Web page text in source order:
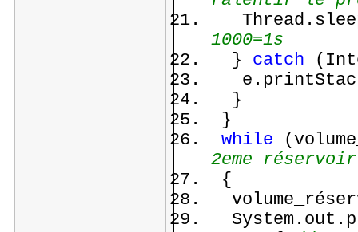
1000=1s
} catch
}
}
while
2eme réservoir
{